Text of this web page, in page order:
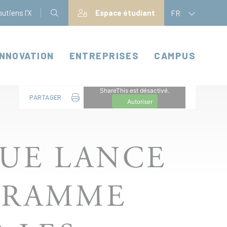
l'X Espace étudiant FR
ENTREPRISES CAMPUS
PARTAGER
ShareThis est désactivé.
Autoriser
LANCE